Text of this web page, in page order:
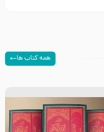
همه کتاب ها